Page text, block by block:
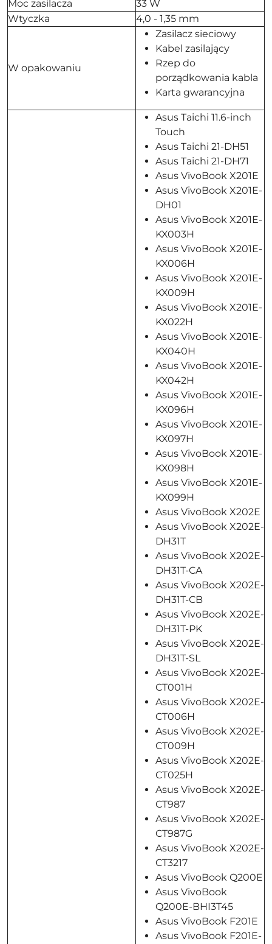
Moc zasilacza
33 W
Wtyczka
4,0 - 1,35 mm
W opakowaniu
Zasilacz sieciowy
Kabel zasilający
Rzep do
porządkowania kabla
Karta gwarancyjna
Asus Taichi 11.6-inch
Touch
Asus Taichi 21-DH51
Asus Taichi 21-DH71
Asus VivoBook X201E
Asus VivoBook X201E-
DH01
Asus VivoBook X201E-
KX003H
Asus VivoBook X201E-
KX006H
Asus VivoBook X201E-
KX009H
Asus VivoBook X201E-
KX022H
Asus VivoBook X201E-
KX040H
Asus VivoBook X201E-
KX042H
Asus VivoBook X201E-
KX096H
Asus VivoBook X201E-
KX097H
Asus VivoBook X201E-
KX098H
Asus VivoBook X201E-
KX099H
Asus VivoBook X202E
Asus VivoBook X202E-
DH31T
Asus VivoBook X202E-
DH31T-CA
Asus VivoBook X202E-
DH31T-CB
Asus VivoBook X202E-
DH31T-PK
Asus VivoBook X202E-
DH31T-SL
Asus VivoBook X202E-
CT001H
Asus VivoBook X202E-
CT006H
Asus VivoBook X202E-
CT009H
Asus VivoBook X202E-
CT025H
Asus VivoBook X202E-
CT987
Asus VivoBook X202E-
CT987G
Asus VivoBook X202E-
CT3217
Asus VivoBook Q200E
Asus VivoBook
Q200E-BHI3T45
Asus VivoBook F201E
Asus VivoBook F201E-